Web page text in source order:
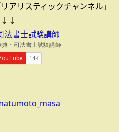
リスティックチャンネル」
↓↓
法書士試験講師